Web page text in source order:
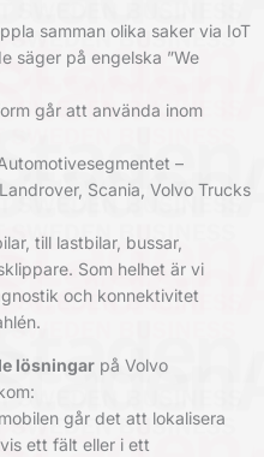
samman olika saker via IoT
säger på engelska ”We
går att använda inom
–
Scania, Volvo Trucks
till lastbilar, bussar,
Som helhet är vi
och konnektivitet
lösningarpå Volvo
går det att lokalisera
ett fält eller i ett